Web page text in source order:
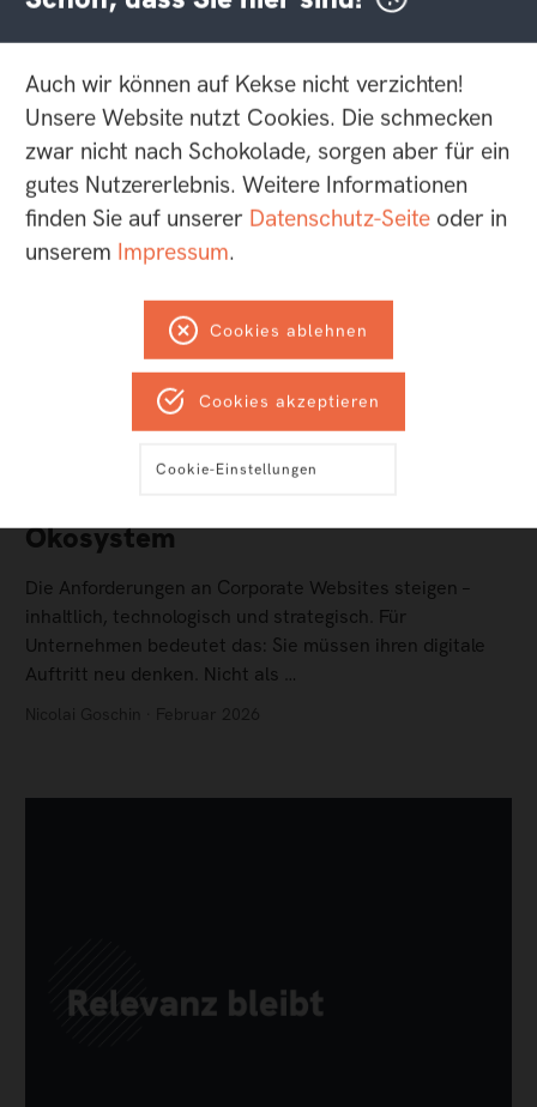
Noch nicht genug? Weiterlesen.
Ökosystem
Die Anforderungen an Corporate Websites steigen –
inhaltlich, technologisch und strategisch. Für
Unternehmen bedeutet das: Sie müssen ihren digitale
Auftritt neu denken. Nicht als …
Auch wir können auf Kekse nicht verzichten!
Unsere Website nutzt Cookies. Die schmecken
zwar nicht nach Schokolade, sorgen aber für ein
gutes Nutzererlebnis. Weitere Informationen
finden Sie auf unserer Datenschutz-Seite oder in
unserem Impressum.
Cookies ablehnen
Cookies akzeptieren
Cookie-Einstellungen